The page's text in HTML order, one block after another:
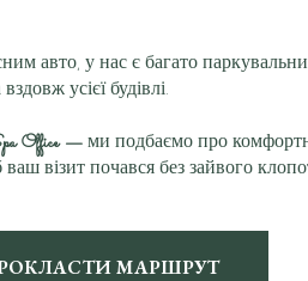
авто, у нас є багато
усієї будівлі.
Office —ми подбаємо про
візит почався без зайвого
МАРШРУТ